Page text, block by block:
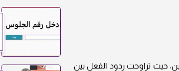
حيث تراوحت ردود الفعل بين